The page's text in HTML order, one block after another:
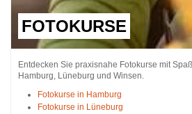
FOTOKURSE
Entdecken Sie praxisnahe Fotokurse mit
Hamburg, Lüneburg und Winsen.
Fotokurse in Hamburg
Fotokurse in Lüneburg